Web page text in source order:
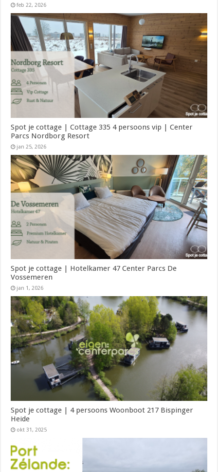
feb 22, 2026
Spot je cottage | Cottage 335 4 persoons vip | Center
Parcs Nordborg Resort
jan 25, 2026
Spot je cottage | Hotelkamer 47 Center Parcs De
Vossemeren
jan 1, 2026
Spot je cottage | 4 persoons Woonboot 217 Bispinger
Heide
okt 31, 2025